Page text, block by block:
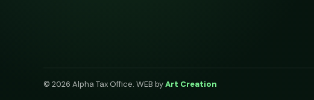
© 2026 Alpha Tax Office. WEB byArt Creation